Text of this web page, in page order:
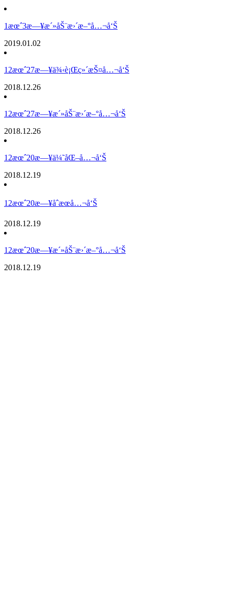
1æœˆ3æ—¥æ´»åŠ¨æ›´æ–°å…¬å‘Š
2019.01.02
12æœˆ27æ—¥ä¾‹è¡Œç»´æŠ¤å…¬å‘Š
2018.12.26
12æœˆ27æ—¥æ´»åŠ¨æ›´æ–°å…¬å‘Š
2018.12.26
12æœˆ20æ—¥ä¼˜åŒ–å…¬å‘Š
2018.12.19
12æœˆ20æ—¥åˆæœå…¬å‘Š
2018.12.19
12æœˆ20æ—¥æ´»åŠ¨æ›´æ–°å…¬å‘Š
2018.12.19